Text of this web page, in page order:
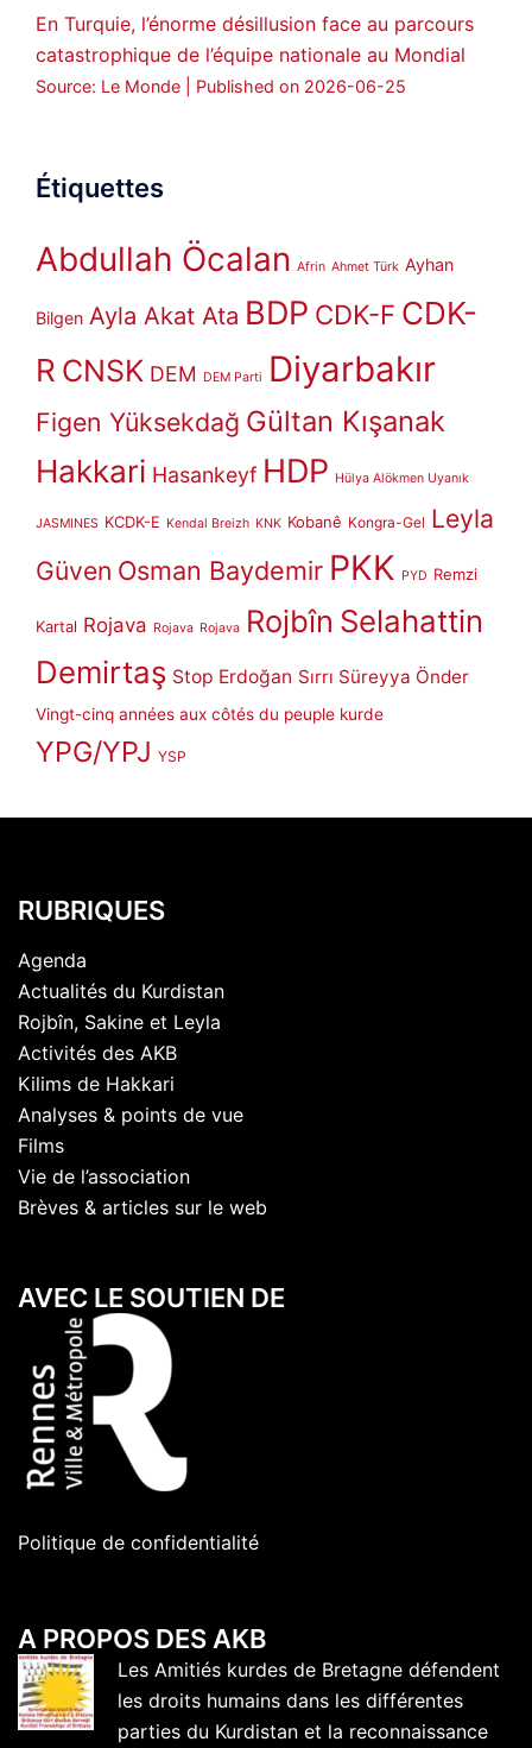
En Turquie, l’énorme désillusion face au parcours
catastrophique de l’équipe nationale au Mondial
Source: Le Monde Published on 2026-06-25
Étiquettes
Abdullah Öcalan Afrin Ahmet Türk Ayhan
Bilgen Ayla Akat Ata BDP CDK-F CDK-
R CNSK DEM DEM Parti Diyarbakır
Figen Yüksekdağ Gültan Kışanak
Hakkari Hasankeyf HDP Hülya Alökmen Uyanık
JASMINES KCDK-E Kendal Breizh KNK Kobanê Kongra-Gel Leyla
Güven Osman Baydemir PKK PYD Remzi
Kartal Rojava Rojava Rojava Rojbîn Selahattin
Demirtaş Stop Erdoğan Sırrı Süreyya Önder
Vingt-cinq années aux côtés du peuple kurde
YPG/YPJ YSP
RUBRIQUES
Agenda
Actualités du Kurdistan
Rojbîn, Sakine et Leyla
Activités des AKB
Kilims de Hakkari
Analyses & points de vue
Films
Vie de l’association
Brèves & articles sur le web
AVEC LE SOUTIEN DE
Politique de confidentialité
A PROPOS DES AKB
Les Amitiés kurdes de Bretagne défendent
les droits humains dans les différentes
parties du Kurdistan et la reconnaissance